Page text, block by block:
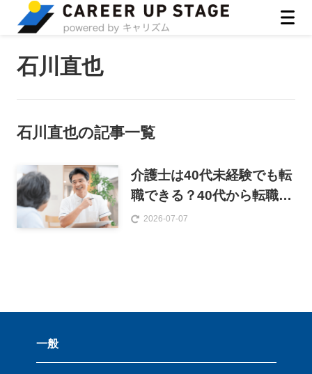
石川直也
石川直也の記事一覧
介護士は40代未経験でも転
職できる？40代から転職す
るメリット・デメリットと
2026-07-07
一般